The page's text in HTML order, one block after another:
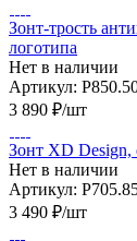
Зонт-трость
логотипа
Нет в наличии
Артикул:
3 890 ₽/шт
Зонт XD Design,
Нет в наличии
Артикул:
3 490 ₽/шт